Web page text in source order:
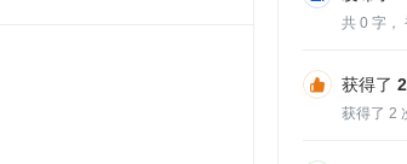
共 0 字，
获得了 2
获得了 2